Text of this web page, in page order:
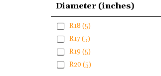
Diameter (inches)
R18 (5)
R17(5)
R19 (5)
R20 (5)